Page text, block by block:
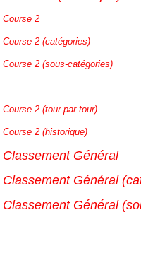
Course 2
Course 2 (catégories)
Course 2 (sous-catégories)
Course 2 (tour par tour)
Course 2 (historique)
Classement Général
Classement Général
Classement Général